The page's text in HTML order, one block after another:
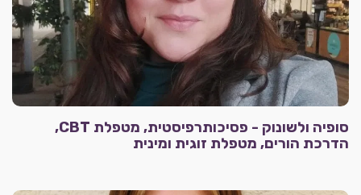
סופיה ולשונוק - פסיכותרפיסטית, מטפלת CBT,
הדרכת הורים, מטפלת זוגית ומינית